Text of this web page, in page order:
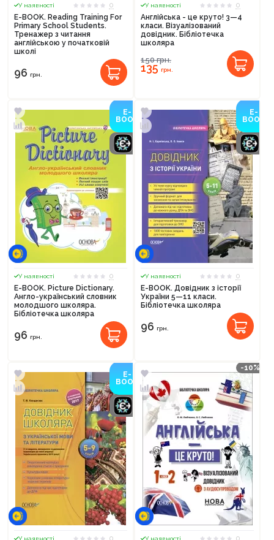
У наявності
0
E-BOOK. Reading Training For
Primary School Students.
Тренажер з читання
англійською у початковій
школі
96 грн.
У наявності
0
Англійська - це круто! 3—4
класи. Візуалізований
довідник. Бібліотечка
школяра
150грн.
135грн.
E-
BOOK
У наявності
0
E-BOOK. Picture Dictionary.
Англо-український словник
молодшого школяра.
Бібліотечка школяра
96 грн.
E-
BOOK
У наявності
0
E-BOOK. Довідник з історії
України 5—11 класи.
Бібліотечка школяра
96 грн.
E-
BOOK
У наявності 0
-10%
У наявності 0